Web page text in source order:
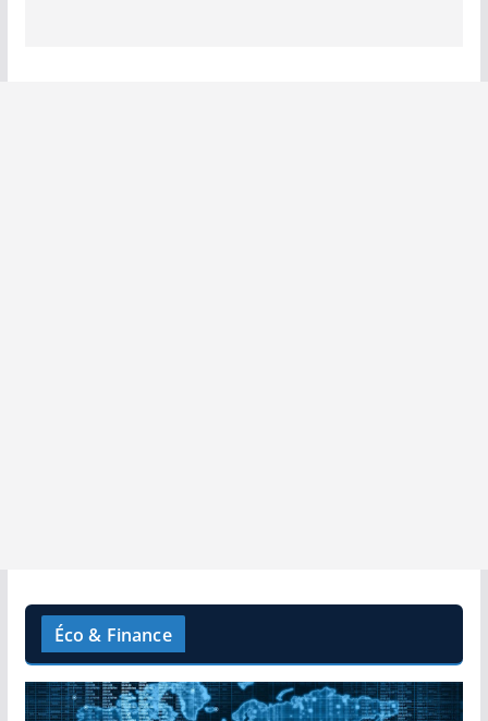
Éco & Finance